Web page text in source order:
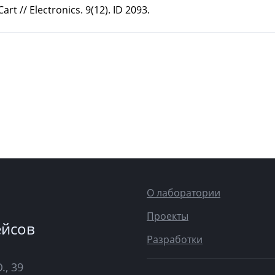
// Electronics. 9(12). ID 2093.
О лаборатории
Проекты
Разработки
39